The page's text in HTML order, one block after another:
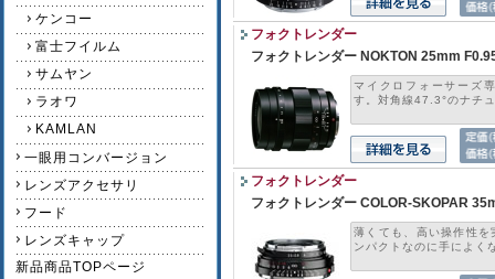
ケンコー
富士フイルム
サムヤン
ラオワ
KAMLAN
一眼用コンバージョン
レンズアクセサリ
フード
レンズキャップ
新品商品TOPページ
フォクトレンダー
フォクトレンダー NOKTON 25mm
マイクロフォーサーズ
す。対角線47.3°のナチ
フォクトレンダー
フォクトレンダー COLOR-SKOPAR
薄くても、高い操作性
ンパクトなのに手によく